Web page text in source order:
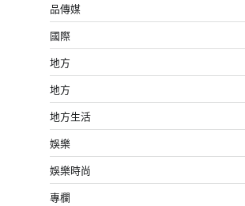
品傳媒
國際
地方
地方
地方生活
娛樂
娛樂時尚
專欄